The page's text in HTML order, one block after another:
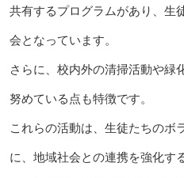
共有するプログラムがあり、生
会となっています。
さらに、校内外の清掃活動や緑
努めている点も特徴です。
これらの活動は、生徒たちのボ
に、地域社会との連携を強化す